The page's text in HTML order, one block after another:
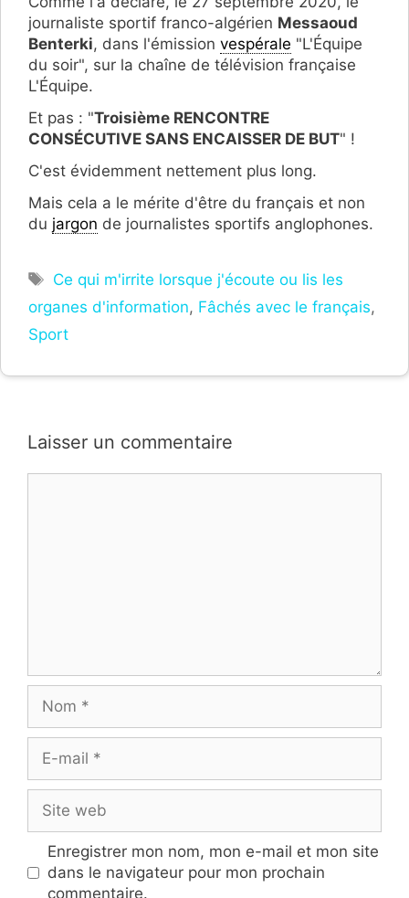
journaliste sportif franco-algérien Messaoud
Benterki, dans l'émission vespérale "L'Équipe
du soir", sur la chaîne de télévision française
L'Équipe.
Et pas : "Troisième RENCONTRE
CONSÉCUTIVE SANS ENCAISSER DE BUT" !
C'est évidemment nettement plus long.
Mais cela a le mérite d'être du français et non
du jargon de journalistes sportifs anglophones.
Étiquettes
Ce qui m'irrite lorsque j'écoute ou lis les
organes d'information, Fâchés avec le français,
Sport
Laisser un commentaire
mail
web
Enregistrer mon nom, mon e-mail et mon site
dans le navigateur pour mon prochain
commentaire.